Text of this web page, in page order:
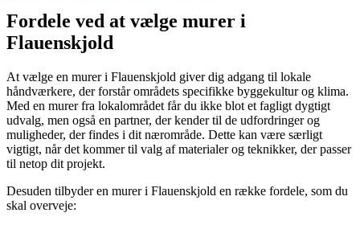
Fordele ved at vælge murer i
Flauenskjold
At vælge en murer i Flauenskjold giver dig adgang til lokale
håndværkere, der forstår områdets specifikke byggekultur og klima.
Med en murer fra lokalområdet får du ikke blot et fagligt dygtigt
udvalg, men også en partner, der kender til de udfordringer og
muligheder, der findes i dit nærområde. Dette kan være særligt
vigtigt, når det kommer til valg af materialer og teknikker, der passer
til netop dit projekt.
Desuden tilbyder en murer i Flauenskjold en række fordele, som du
skal overveje: